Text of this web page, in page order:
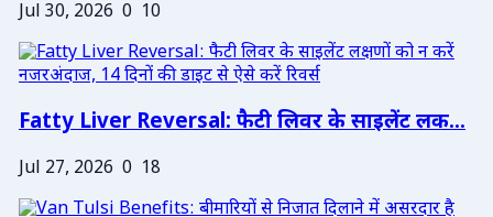
Jul 30, 2026 0 10
Fatty Liver Reversal: फैटी लिवर के साइलेंट लक...
Jul 27, 2026 0 18